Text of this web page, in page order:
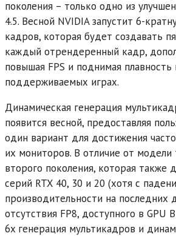
поколения – только одно из
4.5. Весной NVIDIA запустит 6-
кадров, которая будет создавать
каждый отрендеренный кадр,
повышая FPS и поднимая плавность
поддерживаемых играх.
Динамическая генерация
появится весной, предоставляя
один вариант для достижения
их мониторов. В отличие от
второго поколения, которая также
серий RTX 40, 30 и 20 (хотя с
производительности на последних
отсутствия FP8, доступного в GPU
6x генерация мультикадров и